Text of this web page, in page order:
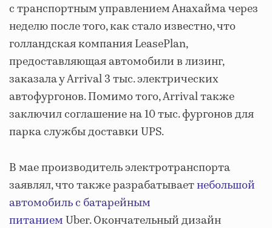
с транспортным управлением Анахайма через
неделю после того, как стало известно, что
голландская компания LeasePlan,
предоставляющая автомобили в лизинг,
заказала у Arrival 3 тыс. электрических
автофургонов. Помимо того, Arrival также
заключил соглашение на 10 тыс. фургонов для
парка службы доставки UPS.
В мае производитель электротранспорта
заявлял, что также разрабатываетнебольшой
автомобиль с батарейным
питаниемUber. Окончательный дизайн